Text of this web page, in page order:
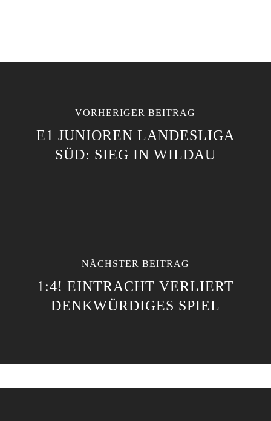
VORHERIGER BEITRAG
E1 JUNIOREN LANDESLIGA
SÜD: SIEG IN WILDAU
NÄCHSTER BEITRAG
1:4! EINTRACHT VERLIERT
DENKWÜRDIGES SPIEL